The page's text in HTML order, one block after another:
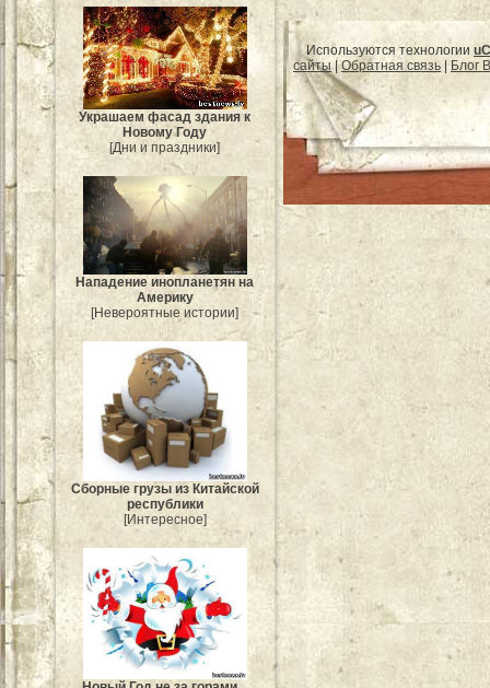
Украшаем фасад здания к
Новому Году
[Дни и праздники]
Нападение инопланетян на
Америку
[Невероятные истории]
Сборные грузы из Китайской
республики
[Интересное]
Используются технологии
сайты|Обратная связь Блог